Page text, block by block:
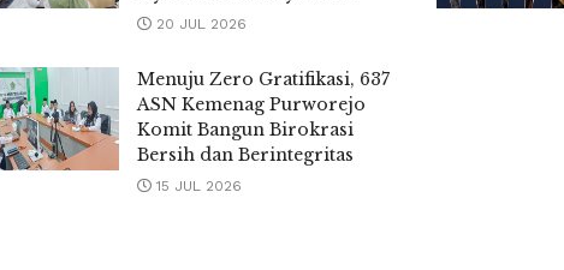
20 JUL 2026
Menuju Zero Gratifikasi, 637
ASN Kemenag Purworejo
Komit Bangun Birokrasi
Bersih dan Berintegritas
15 JUL 2026